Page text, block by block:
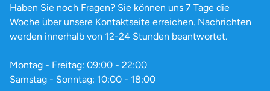
Haben Sie noch Fragen? Sie können uns 7 Tage die
Woche über unsere Kontaktseite erreichen. Nachrichten
werden innerhalb von 12-24 Stunden beantwortet.
Montag - Freitag: 09:00 - 22:00
Samstag - Sonntag: 10:00 - 18:00